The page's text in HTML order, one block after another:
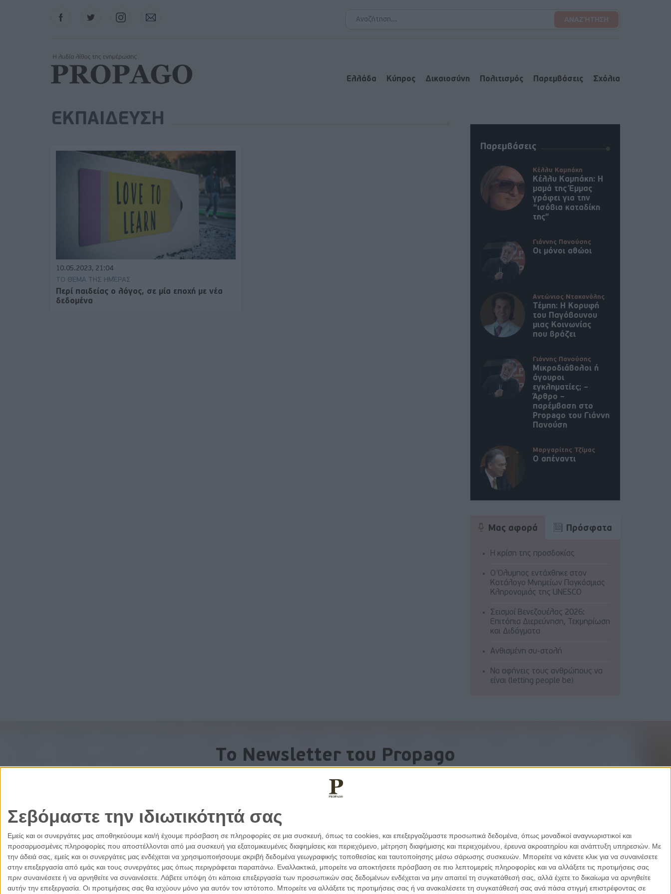
Σεβόμαστε την ιδιωτικότητά σας
Εμείς και οι συνεργάτες μας αποθηκεύουμε και/ή έχουμε πρόσβαση σε πληροφορίες σε μια συσκευή, όπως τα cookies, και επεξεργαζόμαστε προσωπικά δεδομένα, όπως μοναδικοί αναγνωριστικοί και
προσαρμοσμένες πληροφορίες που αποστέλλονται από μια συσκευή για εξατομικευμένες διαφημίσεις και περιεχόμενο, μέτρηση διαφήμισης και περιεχομένου, έρευνα ακροατηρίου και ανάπτυξη υπηρεσιών. Με
την άδειά σας, εμείς και οι συνεργάτες μας ενδέχεται να χρησιμοποιήσουμε ακριβή δεδομένα γεωγραφικής τοποθεσίας και ταυτοποίησης μέσω σάρωσης συσκευών. Μπορείτε να κάνετε κλικ για να συναινέσετε
στην επεξεργασία από εμάς και τους συνεργάτες μας όπως περιγράφεται παραπάνω. Εναλλακτικά, μπορείτε να αποκτήσετε πρόσβαση σε πιο λεπτομερείς πληροφορίες και να αλλάξετε τις προτιμήσεις σας
πριν συναινέσετε ή να αρνηθείτε να συναινέσετε. Λάβετε υπόψη ότι κάποια επεξεργασία των προσωπικών σας δεδομένων ενδέχεται να μην απαιτεί τη συγκατάθεσή σας, αλλά έχετε το δικαίωμα να αρνηθείτε
αυτήν την επεξεργασία. Οι προτιμήσεις σας θα ισχύουν μόνο για αυτόν τον ιστότοπο. Μπορείτε να αλλάξετε τις προτιμήσεις σας ή να ανακαλέσετε τη συγκατάθεσή σας ανά πάσα στιγμή επιστρέφοντας σε
FacebookTwitter InstagramContact
Ελλάδα Κύπρος Δικαιοσύνη Πολιτισμός Παρεμβάσεις Σχόλια
ΕΚΠΑΙΔΕΥΣΗ
10.05.2023, 21:04
ΤΟ ΘΈΜΑ ΤΗΣ ΗΜΈΡΑΣ
Περί παιδείας ο λόγος, σε μία εποχή με νέα
δεδομένα
Παρεμβάσεις
Κέλλυ Καμπάκη
Κέλλυ Καμπάκη: Η
μαμά της Έμμας
γράφει για την
“ισόβια καταδίκη
της”
Γιάννης Πανούσης
Οι μόνοι αθώοι
Αντώνιος Ντακανάλης
Τέμπη: Η Κορυφή
του Παγόβουνου
μιας Κοινωνίας
που βράζει
Γιάννης Πανούσης
Μικροδιάβολοι ή
άγουροι
εγκληματίες; –
Άρθρο –
παρέμβαση στο
Propago του Γιάννη
Πανούση
Μαργαρίτης Τζίμας
Ο απέναντι
Μας αφορά Πρόσφατα
Η κρίση της προσδοκίας
Ο Όλυμπος εντάχθηκε στον
Κατάλογο Μνημείων Παγκόσμιας
Κληρονομιάς της UNESCO
Σεισμοί Βενεζουέλας 2026:
Επιτόπια Διερεύνηση, Τεκμηρίωση
και Διδάγματα
Ανθισμένη συ-στολή
Να αφήνεις τους ανθρώπους να
είναι (letting people be)
To Newsletter του Propago
Λάβετε την ανάλυση της ημέρας στο email σας
Ελλάδα Κύπρος Δικαιοσύνη Πολιτισμός Παρεμβάσεις Designed by Porcupine Colors-Developed by Joinweb